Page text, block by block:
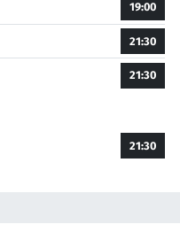
19:00
21:30
21:30
21:30